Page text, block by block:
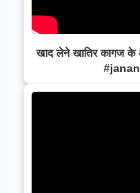
खाद लेने खातिर कागज